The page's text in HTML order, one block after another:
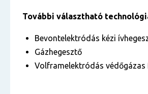
További választható
Bevontelektródás kézi
Gázhegesztő
Volframelektródás védőgázas